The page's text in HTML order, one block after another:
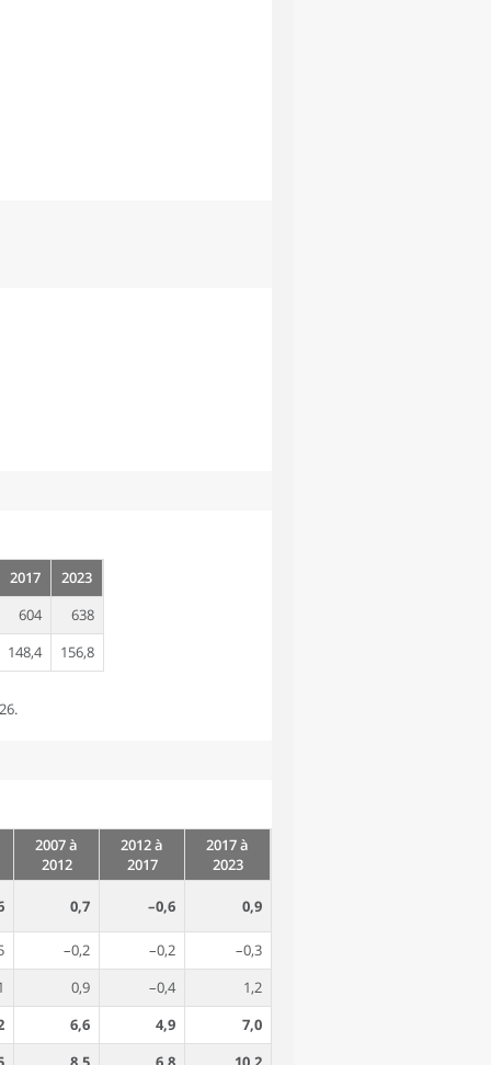
2017
2023
604
638
148,4
156,8
2007 à
2012
2012 à
2017
2017 à
2023
0,7 –0,6 0,9
–0,2 –0,2
–0,3
0,9 –0,4
1,2
6,6 4,9
7,0